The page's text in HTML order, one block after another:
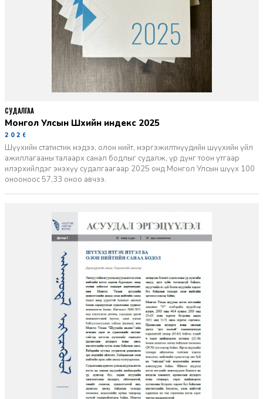
Монгол Улсын Шүүхийн индекс 2025
2026-06-11
Шүүхийн статистик мэдээ, олон нийт, мэргэжилтнүүдийн шүүхийн үйл
ажиллагааны талаарх санал бодлыг судалж, үр дүнг тоон утгаар
илэрхийлдэг энэхүү судалгаагаар 2025 онд Монгол Улсын шүүх 100
онооноос 57,33 оноо авчээ.
СУДАЛГАА